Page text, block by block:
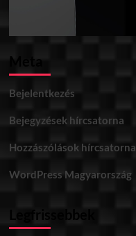
Meta
Bejelentkezés
Bejegyzések hírcsatorna
Hozzászólások hírcsatorna
WordPress Magyarország
Legfrissebbek